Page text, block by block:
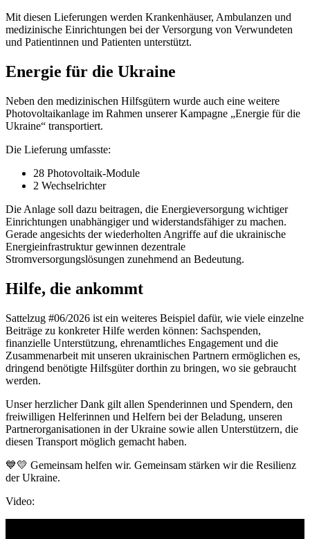
Mit diesen Lieferungen werden Krankenhäuser, Ambulanzen und
medizinische Einrichtungen bei der Versorgung von Verwundeten
und Patientinnen und Patienten unterstützt.
Energie für die Ukraine
Neben den medizinischen Hilfsgütern wurde auch eine weitere
Photovoltaikanlage im Rahmen unserer Kampagne „Energie für die
Ukraine“ transportiert.
Die Lieferung umfasste:
28 Photovoltaik-Module
2 Wechselrichter
Die Anlage soll dazu beitragen, die Energieversorgung wichtiger
Einrichtungen unabhängiger und widerstandsfähiger zu machen.
Gerade angesichts der wiederholten Angriffe auf die ukrainische
Energieinfrastruktur gewinnen dezentrale
Stromversorgungslösungen zunehmend an Bedeutung.
Hilfe, die ankommt
Sattelzug #06/2026 ist ein weiteres Beispiel dafür, wie viele einzelne
Beiträge zu konkreter Hilfe werden können: Sachspenden,
finanzielle Unterstützung, ehrenamtliches Engagement und die
Zusammenarbeit mit unseren ukrainischen Partnern ermöglichen es,
dringend benötigte Hilfsgüter dorthin zu bringen, wo sie gebraucht
werden.
Unser herzlicher Dank gilt allen Spenderinnen und Spendern, den
freiwilligen Helferinnen und Helfern bei der Beladung, unseren
Partnerorganisationen in der Ukraine sowie allen Unterstützern, die
diesen Transport möglich gemacht haben.
💙💛 Gemeinsam helfen wir. Gemeinsam stärken wir die Resilienz
der Ukraine.
Video: